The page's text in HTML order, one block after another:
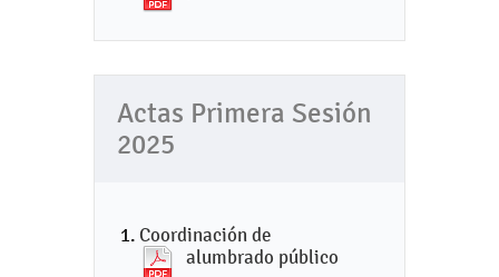
Actas Primera Sesión
2025
Coordinación de
alumbrado público